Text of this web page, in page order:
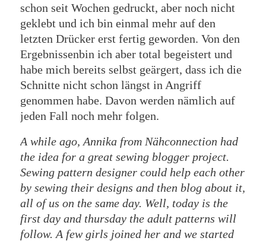
schon seit Wochen gedruckt, aber noch nicht
geklebt und ich bin einmal mehr auf den
letzten Drücker erst fertig geworden. Von den
Ergebnissenbin ich aber total begeistert und
habe mich bereits selbst geärgert, dass ich die
Schnitte nicht schon längst in Angriff
genommen habe. Davon werden nämlich auf
jeden Fall noch mehr folgen.
A while ago, Annika from Nähconnection had
the idea for a great sewing blogger project.
Sewing pattern designer could help each other
by sewing their designs and then blog about it,
all of us on the same day. Well, today is the
first day and thursday the adult patterns will
follow. A few girls joined her and we started